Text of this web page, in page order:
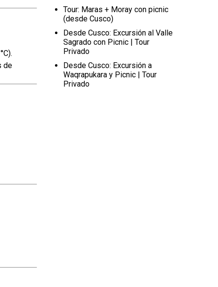
de
Tour: Maras + Moray con picnic
(desde Cusco)
Desde Cusco: Excursión al Valle
Sagrado con Picnic | Tour
Privado
Desde Cusco: Excursión a
Waqrapukara y Picnic | Tour
Privado